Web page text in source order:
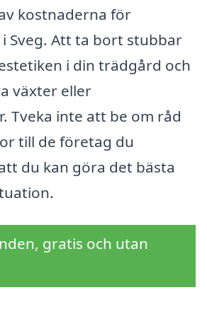
kostnaderna för
Sveg. Att ta bort stubbar
i din trädgård och
växter eller
Tveka inte att be om råd
till de företag du
du kan göra det bästa
gratis och utan